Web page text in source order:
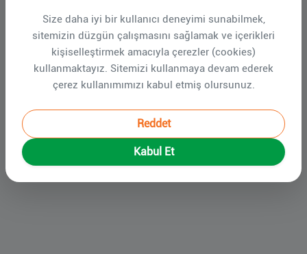
XVII. TUSYAD Kongresi
16 - 20 Eylül 2025
İstanbul
Organizasyon firması:
Monterra Kongre
Telefon:0212 322 77 85
Email:
tusyad@monterra.com.tr
Web:
Size daha iyi bir kullanıcı deneyimi sunabilmek,
sitemizin düzgün çalışmasını sağlamak ve içerikleri
kişiselleştirmek amacıyla çerezler (cookies)
kullanmaktayız. Sitemizi kullanmaya devam ederek
çerez kullanımımızı kabul etmiş olursunuz.
Reddet
Kabul Et